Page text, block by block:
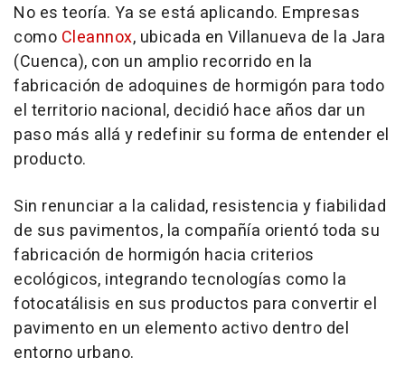
No es teoría. Ya se está aplicando. Empresas
como Cleannox, ubicada en Villanueva de la Jara
(Cuenca), con un amplio recorrido en la
fabricación de adoquines de hormigón para todo
el territorio nacional, decidió hace años dar un
paso más allá y redefinir su forma de entender el
producto.
Sin renunciar a la calidad, resistencia y fiabilidad
de sus pavimentos, la compañía orientó toda su
fabricación de hormigón hacia criterios
ecológicos, integrando tecnologías como la
fotocatálisis en sus productos para convertir el
pavimento en un elemento activo dentro del
entorno urbano.